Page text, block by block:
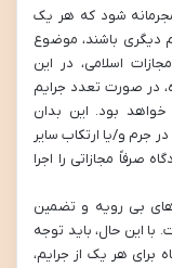
شود که هر یک
دیگری باشند، موضوع
می شود. ماده ۱۳۴ قانون مجازات اسلامی، در این
در صورت تعدد جرایم
خواهد بود. این بدان
جرم و/یا ارتکاب سایر
صرفاً مجازاتی را اجرا
های بی رویه و تضمین
این حال، باید توجه
برای هر یک از جرایم،